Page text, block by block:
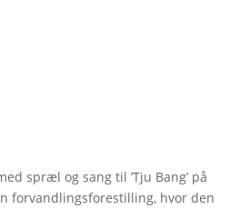
spræl og sang til ’Tju Bang’ på
forvandlingsforestilling, hvor den